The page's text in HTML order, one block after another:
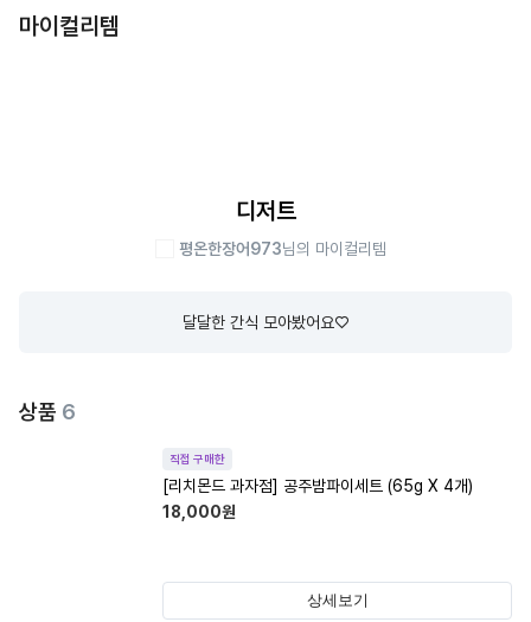
마이컬리템
디저트
평온한장어973님의 마이컬리템
달달한 간식 모아봤어요♡
상품 6
직접 구매한
[리치몬드 과자점] 공주밤파이세트 (65g X 4개)
18,000원
상세보기